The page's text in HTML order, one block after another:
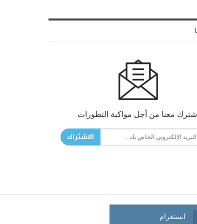
اشترك معنا من أجل مواكبة التطورات
الاشتراك
انستغرام